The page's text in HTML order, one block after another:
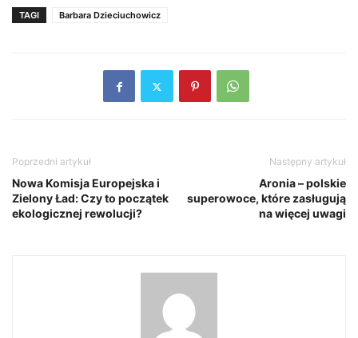
TAGI Barbara Dzieciuchowicz
Poprzedni artykuł
Nowa Komisja Europejska i
Zielony Ład: Czy to początek
ekologicznej rewolucji?
Następny artykuł
Aronia – polskie
superowoce, które zasługują
na więcej uwagi